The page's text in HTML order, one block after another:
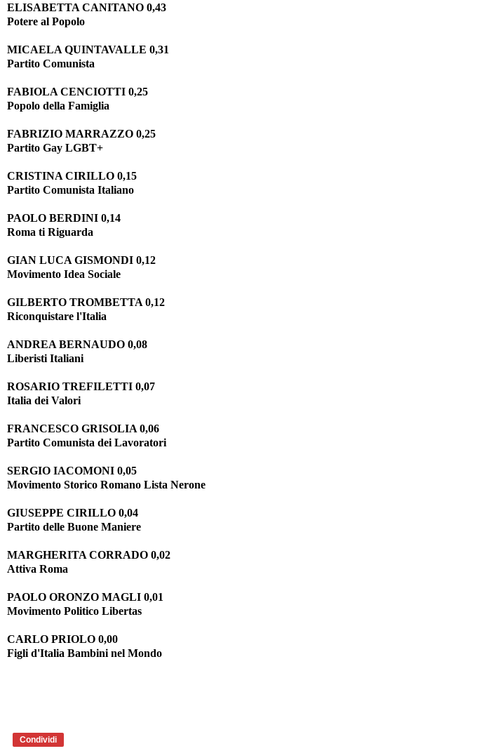
ELISABETTA CANITANO 0,43
Potere al Popolo
MICAELA QUINTAVALLE 0,31
Partito Comunista
FABIOLA CENCIOTTI 0,25
Popolo della Famiglia
FABRIZIO MARRAZZO 0,25
Partito Gay LGBT+
CRISTINA CIRILLO 0,15
Partito Comunista Italiano
PAOLO BERDINI 0,14
Roma ti Riguarda
GIAN LUCA GISMONDI 0,12
Movimento Idea Sociale
GILBERTO TROMBETTA 0,12
Riconquistare l'Italia
ANDREA BERNAUDO 0,08
Liberisti Italiani
ROSARIO TREFILETTI 0,07
Italia dei Valori
FRANCESCO GRISOLIA 0,06
Partito Comunista dei Lavoratori
SERGIO IACOMONI 0,05
Movimento Storico Romano Lista Nerone
GIUSEPPE CIRILLO 0,04
Partito delle Buone Maniere
MARGHERITA CORRADO 0,02
Attiva Roma
PAOLO ORONZO MAGLI 0,01
Movimento Politico Libertas
CARLO PRIOLO 0,00
Figli d'Italia Bambini nel Mondo
Condividi